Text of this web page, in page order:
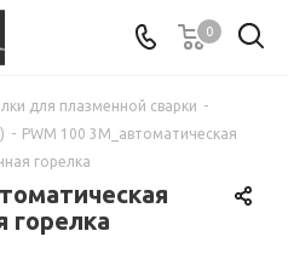
0
для плазменной сварки -
- PWM 100 3M_автоматическая
горелка
горелка